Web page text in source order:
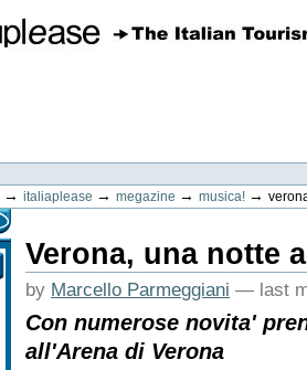
→ italiaplease → megazine → musica! →
Verona, una notte
by Marcello Parmeggiani — last
Con numerose novita'
all'Arena di Verona